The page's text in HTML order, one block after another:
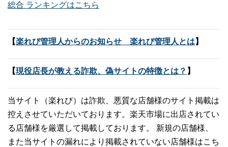
総合 ランキングはこちら
【楽れび管理人からのお知らせ 楽れび管理人とは 】
【現役店長が教える詐欺、偽サイトの特徴とは？ 】
当サイト（楽れび）は詐欺、悪質な店舗様のサイト掲載は
控えさせていただいております。楽天市場に出店されてい
る店舗様を厳選して掲載しております。 新規の店舗様、
また当サイトの漏れにより掲載されていない店舗様はこち